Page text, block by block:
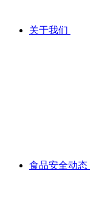
关于我们
食品安全动态